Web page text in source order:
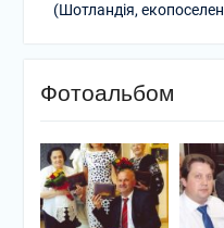
(Шотландія,
Фотоальбом